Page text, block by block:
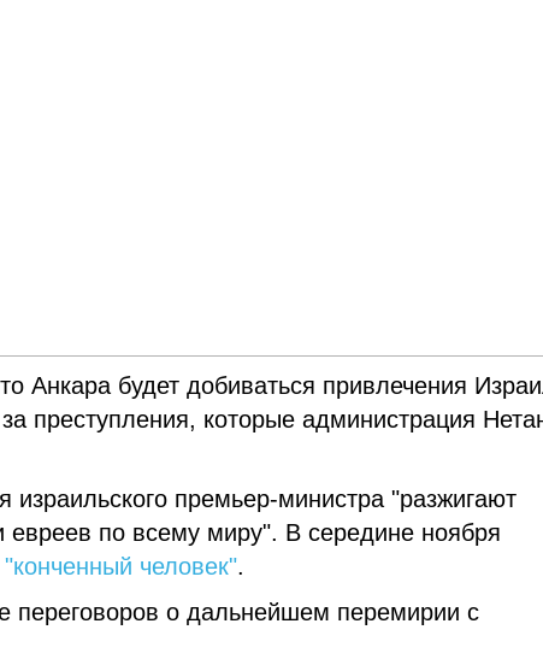
Анкара будет добиваться привлечения
преступления, которые администрация
израильского премьер-министра "разжигают
евреев по всему миру". В середине ноября
человек".
о дальнейшем перемирии с